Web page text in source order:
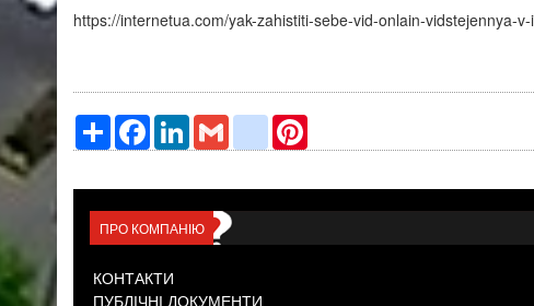
https://internetua.com/yak-zahistiti-sebe-vid-onlain-vidstejennya-
РесурсFacebook
LinkedInGmailgoogle_bookmarks
Pinterest
ПРО КОМПАНІЮ
КОНТАКТИ
ПУБЛІЧНІ ДОКУМЕНТИ